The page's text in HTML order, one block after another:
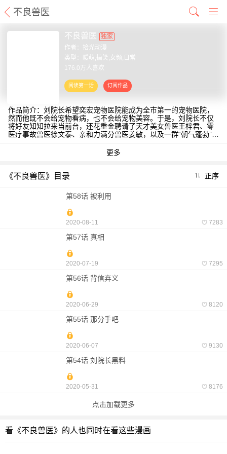
不良兽医
不良兽医
独家
作者： 拾光动漫
类型：暖萌,搞笑,女频,日常
176.0万人喜欢
作品简介：刘院长希望奕宏宠物医院能成为全市第一的宠物医院，
然而他既不会给宠物看病，也不会给宠物美容。于是，刘院长不仅
将好友知知拉来当前台，还花重金聘请了天才美女兽医王梓君、零
医疗事故兽医徐文泰、亲和力满分兽医姜敏，以及一群“朝气蓬勃”的
良”！随后，刘院长被人爆出惊天黑历史，为了还原事实真相，拯救
医院口碑，不着调的员工们都联合起来，各自发力最后证明了院长
院。【责编：阿丁】外冷内热兽医x神经大条兽医
《不良兽医》目录 正序
第58话 被利用
2020-08-11 7283
第57话 真相
2020-07-19 7295
第56话 背信弃义
2020-06-29 8120
第55话 那分手吧
2020-06-07 9130
第54话 刘院长黑料
2020-05-31 8176
点击加载更多
看《不良兽医》的人也同时在看这些漫画